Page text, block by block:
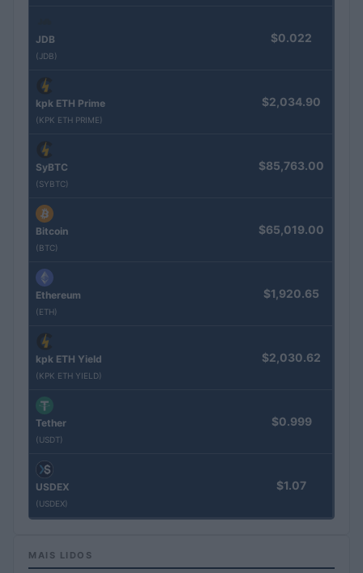
JDB
(JDB)
$0.022
kpk ETH Prime
(KPK ETH PRIME)
$2,034.90
SyBTC
(SYBTC)
$85,763.00
Bitcoin
(BTC)
$65,019.00
Ethereum
(ETH)
$1,920.65
kpk ETH Yield
(KPK ETH YIELD)
$2,030.62
Tether
(USDT)
$0.999
USDEX
(USDEX)
$1.07
MAIS LIDOS